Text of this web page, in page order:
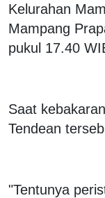
Kelurahan
Mampang
pukul 17.40
Saat
Tendean
"Tentunya